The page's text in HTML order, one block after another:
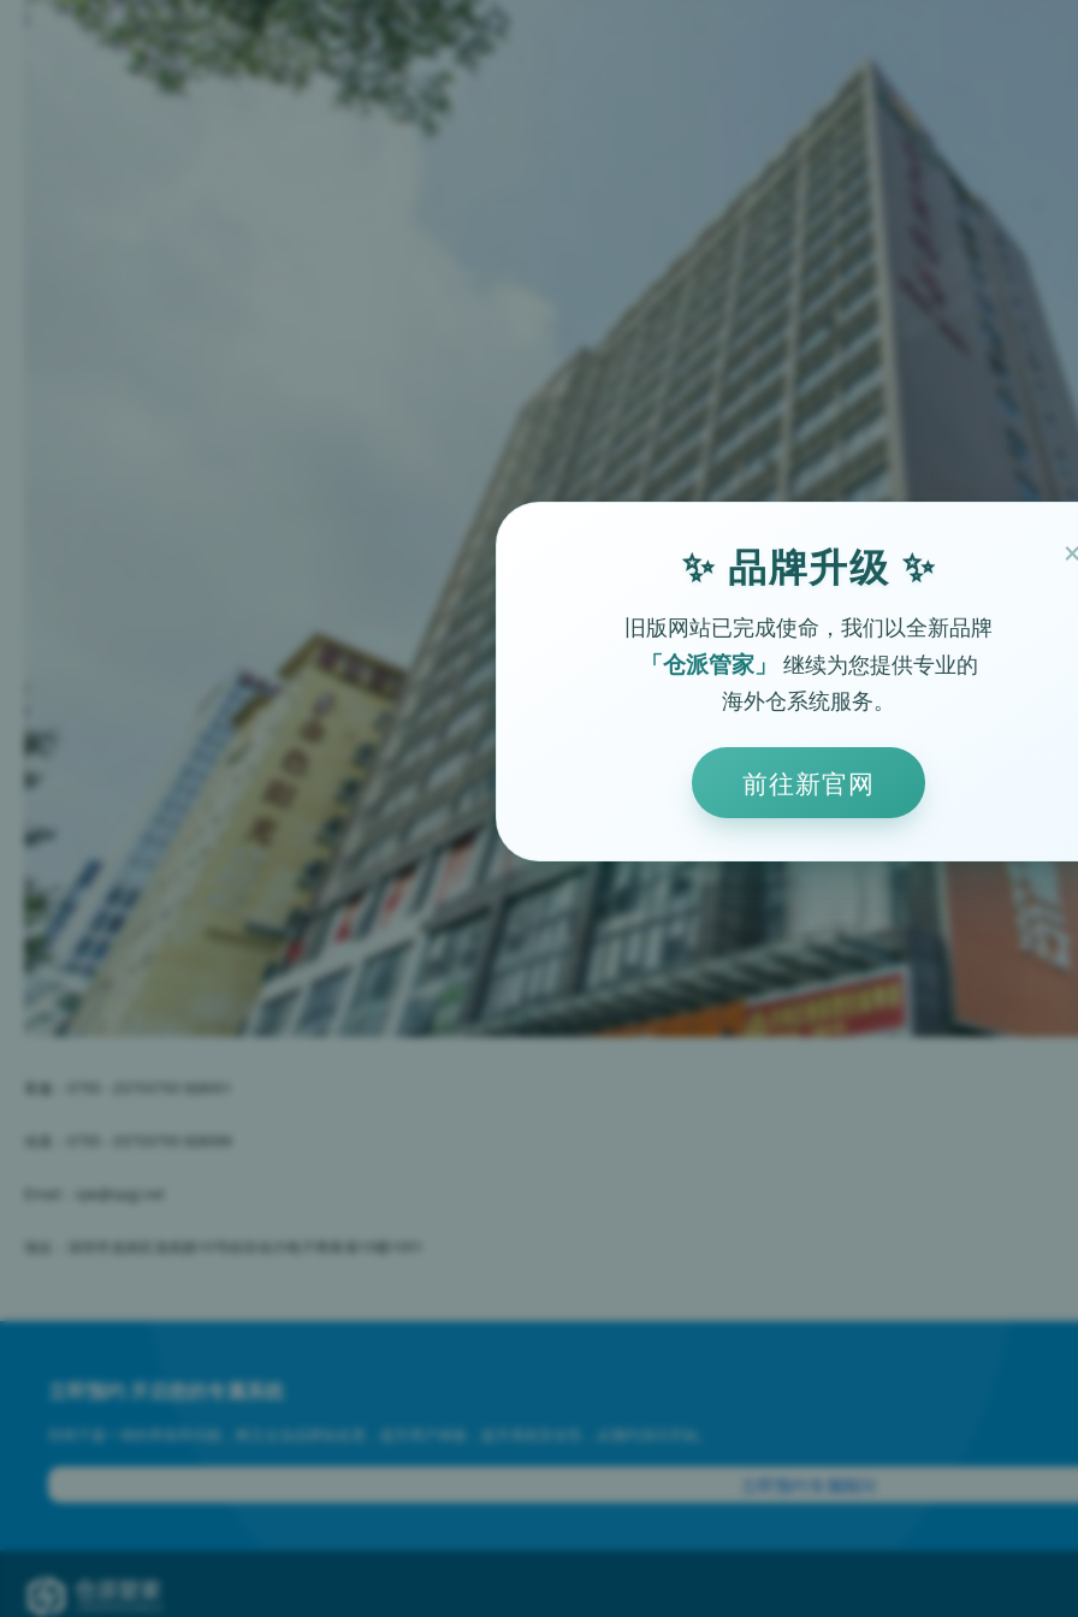
客服：0755 - 23703700 转8001
传真：0755 - 23703700 转8099
Email：xjw@cpgj.net
地址：深圳市龙岗区龙岗路10号硅谷动力电子商务港10楼1001
立即预约 开启您的专属系统
拒绝千篇一律的界面和功能，树立企业品牌知名度，提升用户体验，提升系统安全性，从预约演示开始。
立即预约专属顾问
✨ 品牌升级 ✨
旧版网站已完成使命，我们以全新品牌
「仓派管家」 继续为您提供专业的
海外仓系统服务。
前往新官网